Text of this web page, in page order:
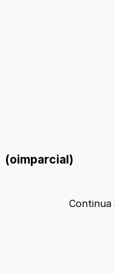
(oimparcial)
Continua